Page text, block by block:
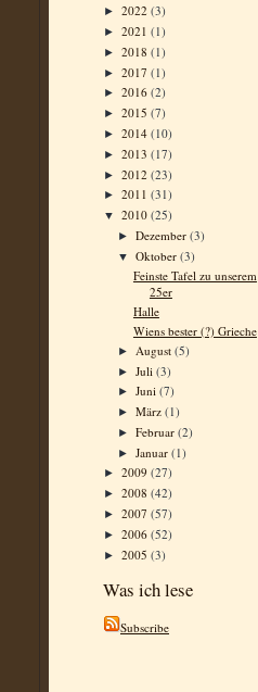
► 2022 (3)
► 2021 (1)
► 2018 (1)
► 2017 (1)
► 2016 (2)
► 2015 (7)
► 2014 (10)
► 2013 (17)
► 2012 (23)
► 2011 (31)
▼ 2010 (25)
►Dezember(3)
▼Oktober(3)
Feinste Tafel zu unserem
25er
Halle
Wiens bester (?) Grieche
► August(5)
►Juli(3)
►Juni(7)
►März(1)
►Februar(2)
►Januar(1)
► 2009 (27)
► 2008 (42)
► 2007 (57)
► 2006 (52)
► 2005 (3)
Was ich lese
Subscribe